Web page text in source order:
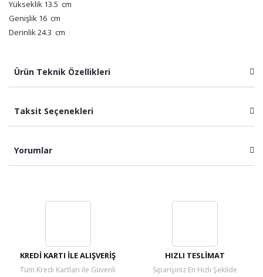
Yükseklik 13.5 cm
Genişlik 16 cm
Derinlik 24.3 cm
Ürün Teknik Özellikleri
Taksit Seçenekleri
Yorumlar
KREDİ KARTI İLE ALIŞVERİŞ
Tüm Kredi Kartları ile Güvenli
HIZLI TESLİMAT
Siparişiniz En Hızlı Şekilde